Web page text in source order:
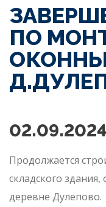
ПО
02.09.2024
Продолжается
складского
деревне Дулепово.